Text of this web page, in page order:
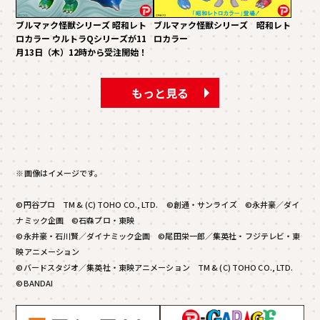
ブルマァク怪獣シリーズ 昭和レト
ロカラー ウルトラQシリーズが11
月13日（木）12時から受注開始！
ブルマァク怪獣シリーズ 昭和レト
ロカラー
もっと見る
※画像はイメージです。
©円谷プロ TM & (C) TOHO CO., LTD. ©創通・サンライズ ©永井豪／ダイ
ナミック企画 ©石森プロ・東映
©永井豪・石川賢／ダイナミック企画 ©尾田栄一郎／集英社・フジテレビ・東
映アニメーション
©バードスタジオ／集英社・東映アニメーション TM & (C) TOHO CO., LTD.
©BANDAI